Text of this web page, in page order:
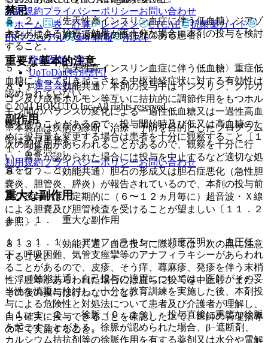
禁忌
本剤の成分に対し過敏症の既往歴のある患者。
重要な基本的注意
８．１． 〈効能共通〉本剤の投与中はインスリン、グルカ
ゴン及び成長ホルモン等互いに拮抗的に調節作用をもつホル
モン間のバランスの変化による一過性低血糖又は一過性高血
糖を伴うことがあるので、投与開始時及び低又は高血糖のた
めに投与量を変更する場合は患者を十分に観察すること〔１
１．２参照〕。
８．２． 〈効能共通〉胆石の形成又は胆石症悪化（急性胆
嚢炎、胆管炎、膵炎）が報告されているので、本剤の投与前
及び投与中は、定期的に（６〜１２ヵ月毎に）超音波・Ｘ線
による胆嚢及び胆管検査を受けることが望ましい〔１１．２
参照〕。
８．３． 〈効能共通〉自己投与に際しては、次の点に注意
すること。
・ 〈効能共通〉自己投与の適用については、医師がその妥
当性を慎重に検討し、十分な教育訓練を実施した後、本剤投
与による危険性と対処法について患者及び介護者が理解し、
自ら確実に投与できることを確認した上で、医師の管理指導
の下で実施すること。
５．２． 〈先天性高インスリン血症に伴う低血糖〉ジアゾ
キシドによる治療で効果が不十分な場合に本剤の投与を検討
すること。
５．３． 〈先天性高インスリン血症に伴う低血糖〉重症低
血糖によって引き起こされる中枢神経症状に対する有効性は
認められていない。
副作用
次の副作用があらわれることがあるので、観察を十分に行
い、異常が認められた場合には投与を中止するなど適切な処
置を行うこと。
重大な副作用
１１．１． 重大な副作用
１１．１．１． アナフィラキシー（頻度不明）：血圧低
下、呼吸困難、気管支痙攣等のアナフィラキシーがあらわれ
ることがあるので、皮疹、そう痒、蕁麻疹、発疹を伴う末梢
性浮腫等があらわれた場合には直ちに投与を中止し、また、
その後の投与は行わないこと。
１１．１．２． 徐脈（０．１％）：投与直後に重篤な徐脈
を起こすことがある。徐脈が認められた場合、β−遮断剤、
カルシウム拮抗剤等の徐脈作用を有する薬剤又は水分や電解
利用規約プライバシーポリシーお問い合わせ
ホーム
表・計算 レジメン CTCAE
抗菌薬ガイド
ERマニュアル
薬剤情報 ポスト
監修医師一覧
UpToDate特別割引
運営会社
© 2021 HOKUTO Inc. All rights reserved.
※本製品は疾病の診断・治療・予防を目的としたプログラム
ではありません。
利用規約プライバシーポリシーお問い合わせ